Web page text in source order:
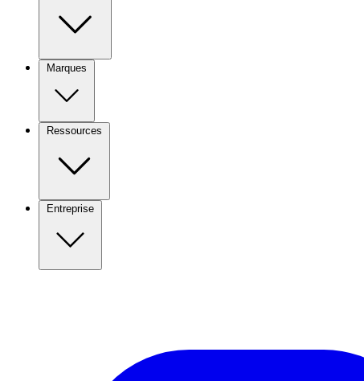
Marques
Ressources
Entreprise